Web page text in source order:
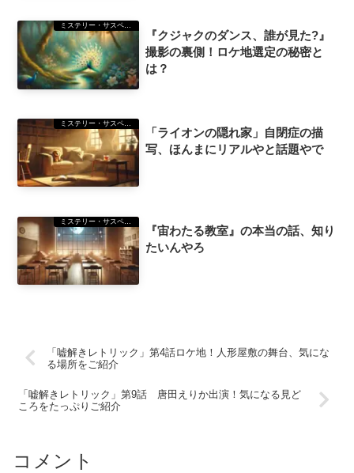
ミステリー・サスペンス
『クジャクのダンス、誰が見た?』
撮影の裏側！ロケ地選定の秘密と
は？
「ライオンの隠れ家」自閉症の描
写、ほんまにリアルやと話題やで
『宙わたる教室』の本当の話、知り
たいんやろ
「嘘解きレトリック」第4話ロケ地！人形屋敷の舞台、気にな
る場所をご紹介
「嘘解きレトリック」第9話 唐田えりか出演！気になる見ど
ころをたっぷりご紹介
コメント